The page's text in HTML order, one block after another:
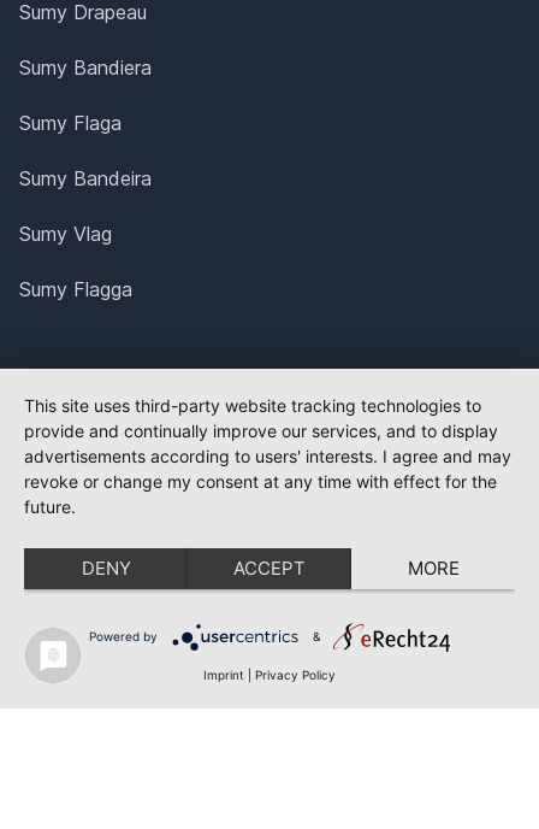
Sumy Drapeau
Sumy Bandiera
Sumy Flaga
Sumy Bandeira
Sumy Vlag
Sumy Flagga
This site uses third-party website tracking technologies to
provide and continually improve our services, and to display
advertisements according to users' interests. I agree and may
revoke or change my consent at any time with effect for the
future.
DENY ACCEPT MORE
Powered by &
Imprint Privacy Policy